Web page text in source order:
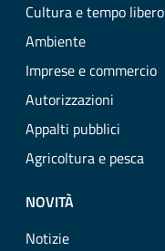
Cultura e tempo libero
Ambiente
Imprese e commercio
Autorizzazioni
Appalti pubblici
Agricoltura e pesca
NOVITÀ
Notizie